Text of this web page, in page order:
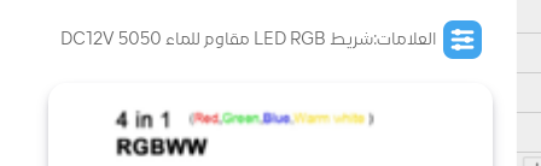
العلامات:شريط LED RGB مقاوم للماء 5050 DC12V